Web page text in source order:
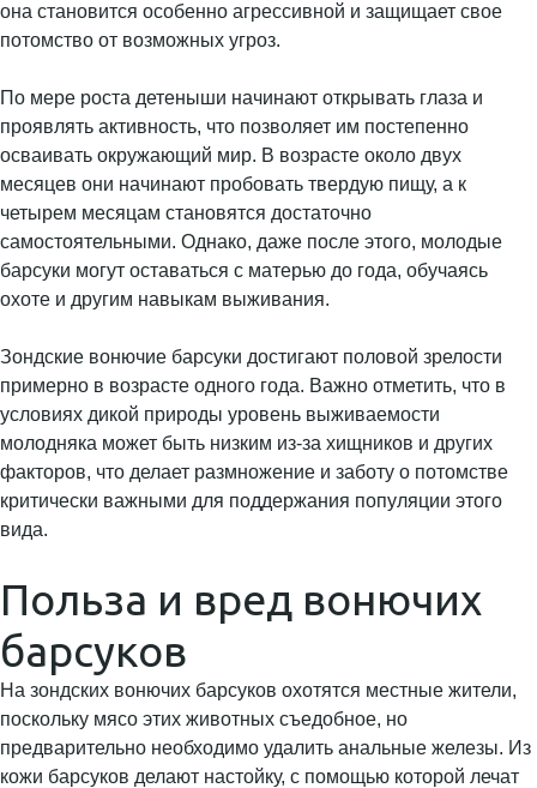
она становится особенно агрессивной и защищает свое
потомство от возможных угроз.
По мере роста детеныши начинают открывать глаза и
проявлять активность, что позволяет им постепенно
осваивать окружающий мир. В возрасте около двух
месяцев они начинают пробовать твердую пищу, а к
четырем месяцам становятся достаточно
самостоятельными. Однако, даже после этого, молодые
барсуки могут оставаться с матерью до года, обучаясь
охоте и другим навыкам выживания.
Зондские вонючие барсуки достигают половой зрелости
примерно в возрасте одного года. Важно отметить, что в
условиях дикой природы уровень выживаемости
молодняка может быть низким из-за хищников и других
факторов, что делает размножение и заботу о потомстве
критически важными для поддержания популяции этого
вида.
Польза и вред вонючих
барсуков
На зондских вонючих барсуков охотятся местные жители,
поскольку мясо этих животных съедобное, но
предварительно необходимо удалить анальные железы. Из
кожи барсуков делают настойку, с помощью которой лечат